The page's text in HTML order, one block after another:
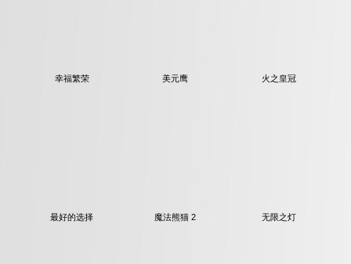
幸福繁荣 美元鹰 火之皇冠
最好的选择 魔法熊猫 2 无限之灯